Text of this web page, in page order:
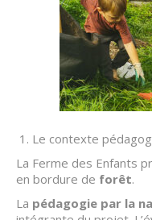
Le contexte
La Ferme des Enfants
en bordure de forêt.
La pédagogie par la